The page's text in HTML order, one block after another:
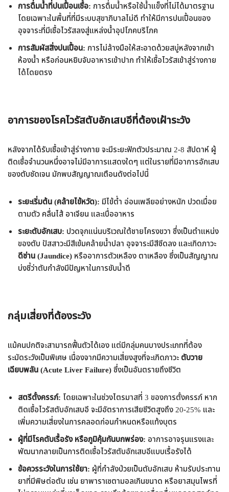
การดื่มน้ำที่ปนเปื้อนเชื้อ: การดื่มน้ำหรือใช้น้ำแข็งที่ไม่ได้มาตรฐาน
โดยเฉพาะในพื้นที่ที่มีระบบสุขาภิบาลไม่ดี ทำให้มีการปนเปื้อนของ
อุจจาระที่มีเชื้อไวรัสลงสู่แหล่งน้ำอุปโภคบริโภค
การสัมผัสสิ่งปนเปื้อน: การไม่ล้างมือให้สะอาดด้วยสบู่หลังจากเข้า
ห้องน้ำ หรือก่อนหยิบจับอาหารเข้าปาก ทำให้เชื้อไวรัสเข้าสู่ร่างกาย
ได้โดยตรง
อาการของโรคไวรัสตับอักเสบอีที่ต้องเฝ้าระวัง
หลังจากได้รับเชื้อเข้าสู่ร่างกาย จะมีระยะฟักตัวประมาณ 2-8 สัปดาห์ ผู้
ติดเชื้อจำนวนหนึ่งอาจไม่มีอาการแสดงใดๆ แต่ในรายที่มีอาการอักเสบ
ของตับชัดเจน มักพบสัญญาณเตือนดังต่อไปนี้
ระยะเริ่มต้น (คล้ายไข้หวัด): มีไข้ต่ำ อ่อนเพลียอย่างหนัก ปวดเมื่อย
ตามตัว คลื่นไส้ อาเจียน และเบื่ออาหาร
ระยะตับอักเสบ: ปวดจุกแน่นบริเวณใต้ชายโครงขวา ซึ่งเป็นตำแหน่ง
ของตับ ปัสสาวะมีสีเข้มคล้ายน้ำปลา อุจจาระมีสีซีดลง และเกิดภาวะ
ดีซ่าน (Jaundice) หรืออาการตัวเหลือง ตาเหลือง ซึ่งเป็นสัญญาณ
บ่งชี้ว่าตับกำลังมีปัญหาในการขับน้ำดี
กลุ่มเสี่ยงที่ต้องระวัง
แม้คนปกติจะสามารถฟื้นตัวได้เอง แต่มีกลุ่มคนบางประเภทที่ต้อง
ระมัดระวังเป็นพิเศษ เนื่องจากมีความเสี่ยงสูงที่จะเกิดภาวะ ตับวาย
เฉียบพลัน (Acute Liver Failure)ซึ่งเป็นอันตรายถึงชีวิต
สตรีตั้งครรภ์: โดยเฉพาะในช่วงไตรมาสที่ 3 ของการตั้งครรภ์ หาก
ติดเชื้อไวรัสตับอักเสบอี จะมีอัตราการเสียชีวิตสูงถึง 20-25% และ
เพิ่มความเสี่ยงในการคลอดก่อนกำหนดหรือแท้งบุตร
ผู้ที่มีโรคตับเรื้อรัง หรือภูมิคุ้มกันบกพร่อง: อาการอาจรุนแรงและ
พัฒนากลายเป็นการติดเชื้อไวรัสตับอักเสบอีแบบเรื้อรังได้
ข้อควรระวังในการใช้ยา: ผู้ที่กำลังป่วยเป็นตับอักเสบ ห้ามรับประทาน
ยาที่มีพิษต่อตับ เช่น ยาพาราเซตามอลเกินขนาด หรือยาสมุนไพรที่